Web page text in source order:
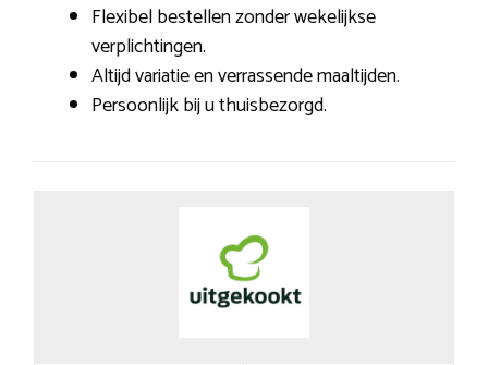
Flexibel bestellen zonder wekelijkse
verplichtingen.
Altijd variatie en verrassende maaltijden.
Persoonlijk bij u thuisbezorgd.